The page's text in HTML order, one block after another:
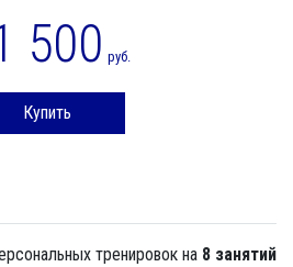
500 руб.
Купить
тренировок на 8 занятий